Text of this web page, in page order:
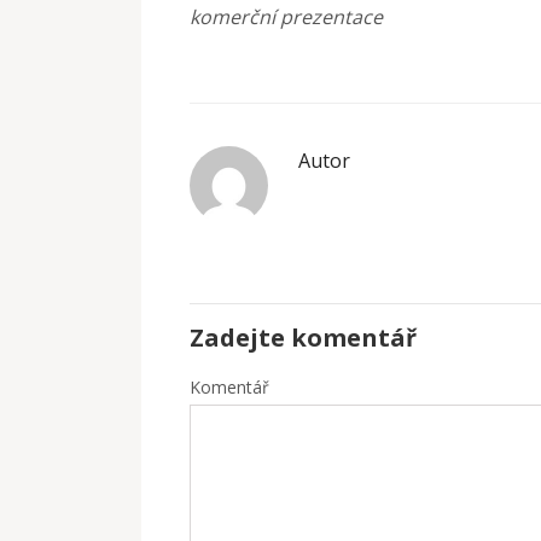
komerční prezentace
Autor
Zadejte komentář
Komentář